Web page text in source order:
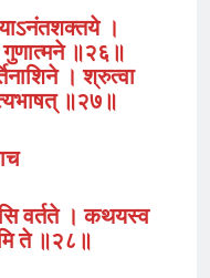
।
गुणात्मने ॥२६॥
। श्रुत्वा
॥२७॥
वर्तते । कथयस्व
ते ॥२८॥